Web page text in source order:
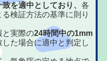
を適中としており、各
検証方法の基準に則り
実際の24時間中の1mm
した場合に適中と判定し